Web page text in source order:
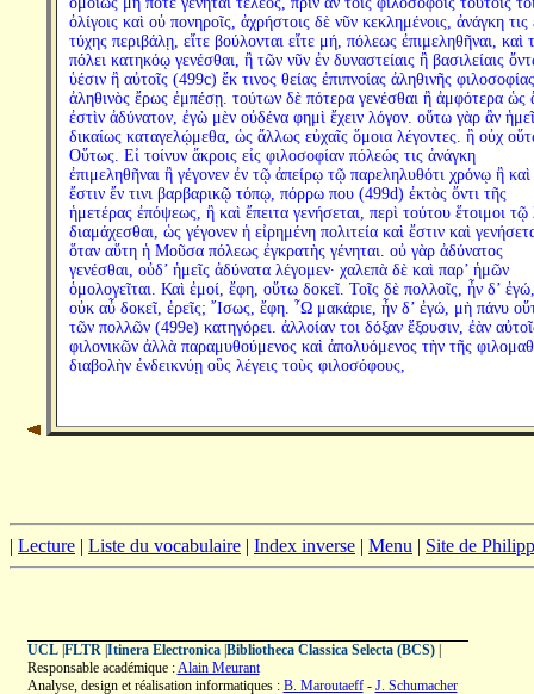
ὀλίγοις καὶ οὐ πονηροῖς, ἀχρήστοις δὲ νῦν κεκλημένοις, ἀνάγκη τις
τύχης περιβάλῃ, εἴτε βούλονται εἴτε μή, πόλεως ἐπιμεληθῆναι, καὶ
πόλει κατηκόῳ γενέσθαι, ἢ τῶν νῦν ἐν δυναστείαις ἢ βασιλείαις
ὑέσιν ἢ αὐτοῖς (499c) ἔκ τινος θείας ἐπιπνοίας ἀληθινῆς φιλοσοφίας
ἀληθινὸς ἔρως ἐμπέσῃ. τούτων δὲ πότερα γενέσθαι ἢ ἀμφότερα ὡς
ἐστὶν ἀδύνατον, ἐγὼ μὲν οὐδένα φημὶ ἔχειν λόγον. οὕτω γὰρ ἂν
δικαίως καταγελῴμεθα, ὡς ἄλλως εὐχαῖς ὅμοια λέγοντες. ἢ οὐχ
Οὕτως. Εἰ τοίνυν ἄκροις εἰς φιλοσοφίαν πόλεώς τις ἀνάγκη
ἐπιμεληθῆναι ἢ γέγονεν ἐν τῷ ἀπείρῳ τῷ παρεληλυθότι χρόνῳ ἢ καὶ
ἔστιν ἔν τινι βαρβαρικῷ τόπῳ, πόρρω που (499d) ἐκτὸς ὄντι τῆς
ἡμετέρας ἐπόψεως, ἢ καὶ ἔπειτα γενήσεται, περὶ τούτου ἕτοιμοι
διαμάχεσθαι, ὡς γέγονεν ἡ εἰρημένη πολιτεία καὶ ἔστιν καὶ
ὅταν αὕτη ἡ Μοῦσα πόλεως ἐγκρατὴς γένηται. οὐ γὰρ ἀδύνατος
γενέσθαι, οὐδ’ ἡμεῖς ἀδύνατα λέγομεν· χαλεπὰ δὲ καὶ παρ’ ἡμῶν
ὁμολογεῖται. Καὶ ἐμοί, ἔφη, οὕτω δοκεῖ. Τοῖς δὲ πολλοῖς, ἦν δ’
οὐκ αὖ δοκεῖ, ἐρεῖς; ῎Ισως, ἔφη. ῏Ω μακάριε, ἦν δ’ ἐγώ, μὴ πάνυ
τῶν πολλῶν (499e) κατηγόρει. ἀλλοίαν τοι δόξαν ἕξουσιν, ἐὰν
φιλονικῶν ἀλλὰ παραμυθούμενος καὶ ἀπολυόμενος τὴν τῆς
διαβολὴν ἐνδεικνύῃ οὓς λέγεις τοὺς φιλοσόφους,
| Lecture | Liste du vocabulaire | Index inverse | Menu | Site de
UCL| FLTR| Itinera Electronica| Bibliotheca Classica Selecta (BCS)|
Responsable académique :Alain Meurant
Analyse, design et réalisation informatiques : B. Maroutaeff- J. Schumacher